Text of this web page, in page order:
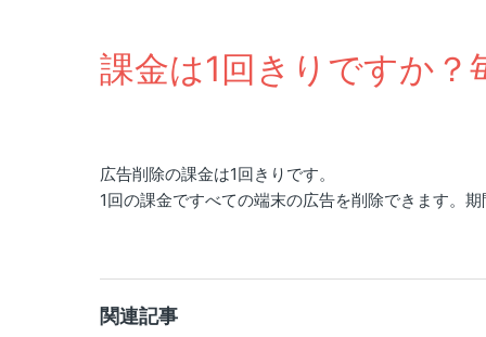
課金は1回きりですか？
広告削除の課金は1回きりです。
1回の課金ですべての端末の広告を削除できます。期
関連記事